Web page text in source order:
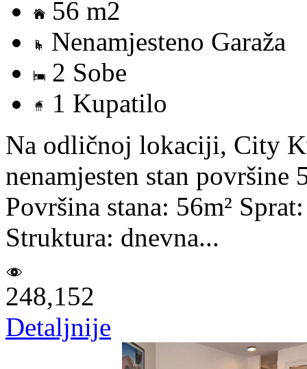
56 m2
Nenamjesteno Garaža
2 Sobe
1 Kupatilo
Na odličnoj lokaciji, City
nenamjesten stan površine
Površina stana: 56m²
Struktura: dnevna...
248,152
Detaljnije